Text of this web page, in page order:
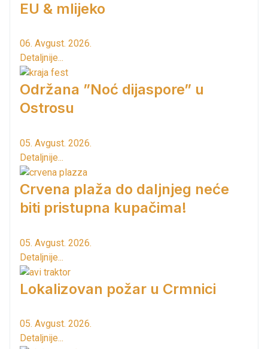
EU & mlijeko
06. Avgust. 2026.
Detaljnije...
Održana ”Noć dijaspore” u
Ostrosu
05. Avgust. 2026.
Detaljnije...
Crvena plaža do daljnjeg neće
biti pristupna kupačima!
05. Avgust. 2026.
Detaljnije...
Lokalizovan požar u Crmnici
05. Avgust. 2026.
Detaljnije...